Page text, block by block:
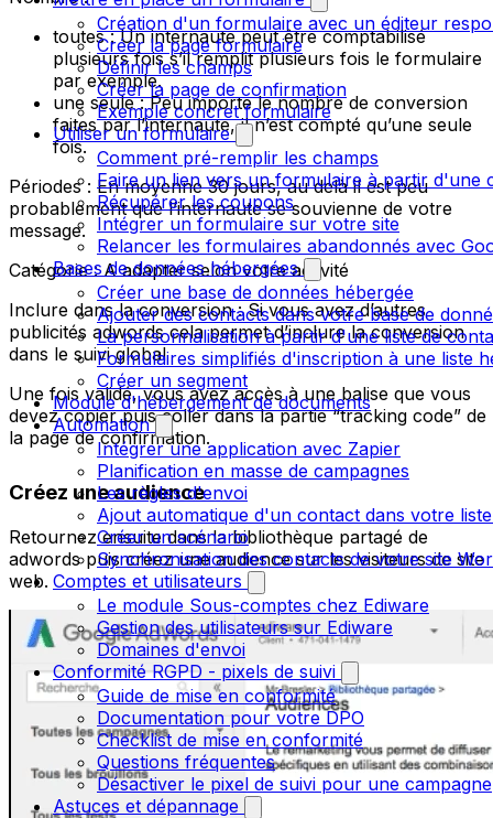
Création d'un formulaire avec un éditeur
Créer la page formulaire
Définir les champs
Créer la page de confirmation
Exemple concret formulaire
Utiliser un formulaire
Comment pré-remplir les champs
Faire un lien vers un formulaire à partir d'une
Récupérer les coupons
Intégrer un formulaire sur votre site
Relancer les formulaires abandonnés avec
Bases de données hébergées
Créer une base de données hébergée
Ajouter des contacts dans votre base de
La personnalisation à partir d'une liste de
Formulaires simplifiés d'inscription à une liste
Créer un segment
Module d'hébergement de documents
Automation
Intégrer une application avec Zapier
Planification en masse de campagnes
Les règles d'envoi
Ajout automatique d'un contact dans votre
Créer un scénario
Synchronisation des contacts de votre site
Comptes et utilisateurs
Le module Sous-comptes chez Ediware
Gestion des utilisateurs sur Ediware
Domaines d'envoi
Conformité RGPD - pixels de suivi
Guide de mise en conformité
Documentation pour votre DPO
Checklist de mise en conformité
Questions fréquentes
Désactiver le pixel de suivi pour une campagne
Astuces et dépannage
toutes : Un internaute peut être comptabilisé
plusieurs fois s’il remplit plusieurs fois le formulaire
par exemple.
une seule : Peu importe le nombre de conversion
faites par l’internaute, il n’est compté qu’une seule
fois.
Périodes : En moyenne 30 jours, au delà il est peu
probablement que l’internaute se souvienne de votre
message.
Catégorie : A adapter selon votre activité
Inclure dans la conversion : Si vous avez d’autres
publicités adwords cela permet d’inclure la conversion
dans le suivi global
Une fois validé, vous avez accès à une balise que vous
devez copier puis coller dans la partie “tracking code” de
la page de confirmation.
Créez une audience
Retournez ensuite dans la bibliothèque partagé de
adwords puis créez une audience sur les visiteurs de site
web.